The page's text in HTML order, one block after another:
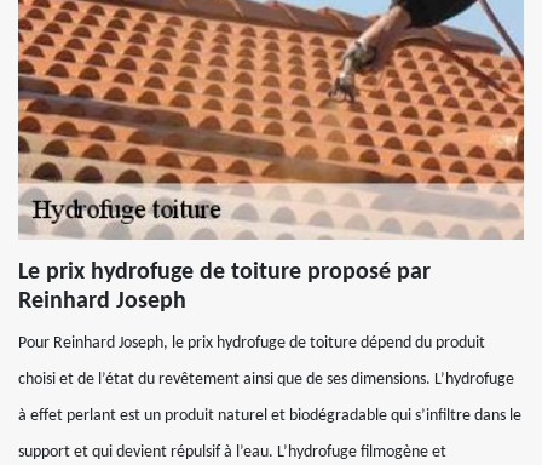
Le prix hydrofuge de toiture proposé par
Reinhard Joseph
Pour Reinhard Joseph, le prix hydrofuge de toiture dépend du produit
choisi et de l’état du revêtement ainsi que de ses dimensions. L’hydrofuge
à effet perlant est un produit naturel et biodégradable qui s’infiltre dans le
support et qui devient répulsif à l’eau. L’hydrofuge filmogène et